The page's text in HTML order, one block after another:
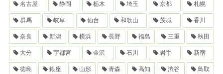
名古屋 静岡 栃木 埼玉 京都 札幌
群馬 岐阜 仙台 和歌山 茨城 香川
奈良 新潟 横浜 長野 福島 三重 秋田
大分 宇都宮 金沢 石川 岩手 新宿
徳島 銀座 山形 青森 高知 渋谷 鳥取